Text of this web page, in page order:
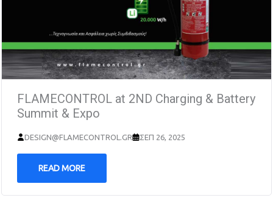
FLAMECONTROL at 2ND Charging & Battery
Summit & Expo
DESIGN@FLAMECONTROL.GR ΣΕΠ 26, 2025
READ MORE